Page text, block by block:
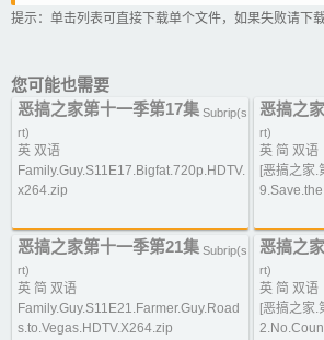
提示：单击列表可直接下载单个文件，如果失败请下
您可能也需要
恶搞之家第十一季第17集 Subrip(s
rt)
英 双语
Family.Guy.S11E17.Bigfat.720p.HDTV.
x264.zip
恶搞之
rt)
英 简 双语
[恶搞之家.
恶搞之家第十一季第21集 Subrip(s
rt)
英 简 双语
Family.Guy.S11E21.Farmer.Guy.Road
s.to.Vegas.HDTV.X264.zip
恶搞之
rt)
英 简 双语
[恶搞之家.